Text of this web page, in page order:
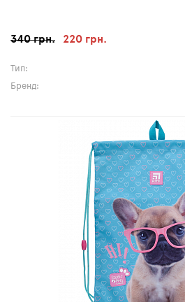
340 грн. 220 грн.
Тип:
Бренд: